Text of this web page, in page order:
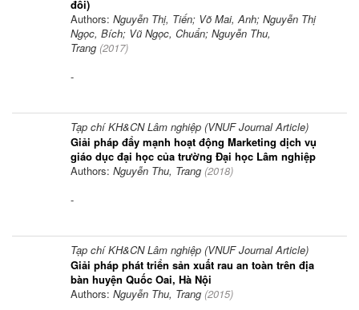
đổi)
Authors: Nguyễn Thị, Tiến; Võ Mai, Anh; Nguyễn Thị
Ngọc, Bích; Vũ Ngọc, Chuẩn; Nguyễn Thu,
Trang (2017)
-
Tạp chí KH&CN Lâm nghiệp (VNUF Journal Article)
Giải pháp đẩy mạnh hoạt động Marketing dịch vụ
giáo dục đại học của trường Đại học Lâm nghiệp
Authors: Nguyễn Thu, Trang (2018)
-
Tạp chí KH&CN Lâm nghiệp (VNUF Journal Article)
Giải pháp phát triển sản xuất rau an toàn trên địa
bàn huyện Quốc Oai, Hà Nội
Authors: Nguyễn Thu, Trang (2015)